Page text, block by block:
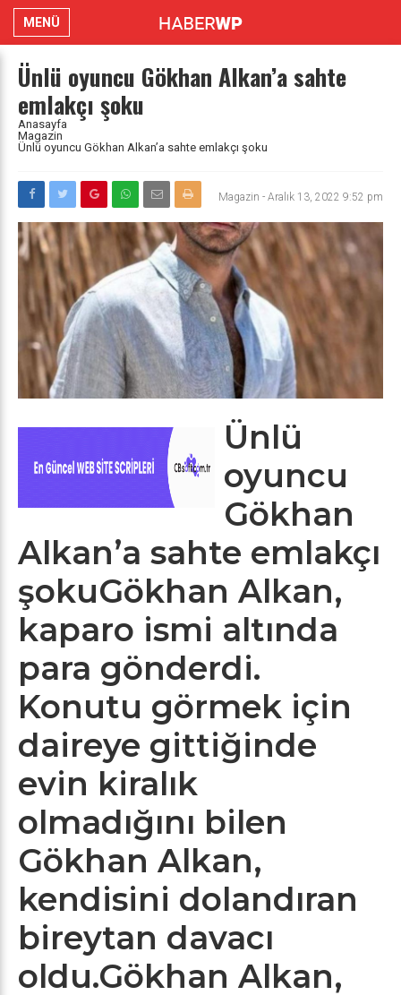
MENÜ
Ünlü oyuncu Gökhan Alkan’a sahte
emlakçı şoku
Anasayfa
Magazin
Ünlü oyuncu Gökhan Alkan’a sahte emlakçı şoku
Magazin - Aralık 13, 2022 9:52 pm
Ünlü
oyuncu
Gökhan
Alkan’a sahte emlakçı
şokuGökhan Alkan,
kaparo ismi altında
para gönderdi.
Konutu görmek için
daireye gittiğinde
evin kiralık
olmadığını bilen
Gökhan Alkan,
kendisini dolandıran
bireytan davacı
oldu.Gökhan Alkan,